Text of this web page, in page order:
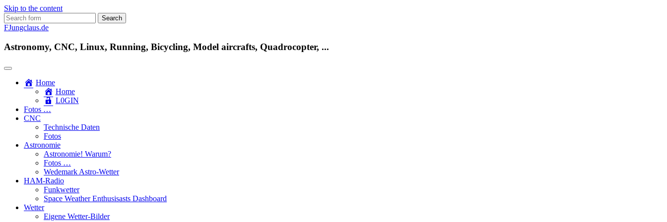
Skip to the content
Search
for:
FJungclaus.de
Astronomy, CNC, Linux, Running, Bicycling, Model aircrafts, Quadrocopter, ...
Home
Home
L​0​​GIN
Fotos …
CNC
Technische Daten
Fotos
Astronomie
Astronomie! Warum?
Fotos …
Wedemark Astro-Wetter
HAM-Radio
Funkwetter
Space Weather Enthusisasts Dashboard
Wetter
Eigene Wetter-Bilder